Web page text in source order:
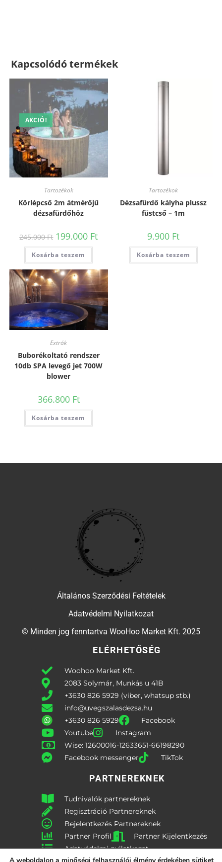
Kapcsolódó termékek
AKCIÓ!
Tartozékok
Körlépcső 2m átmérőjű
dézsafürdőhöz
245.000Ft 199.000 Ft
Kosárba teszem
Tartozékok
Dézsafürdő kályha plussz
füstcső – 1m
9.900 Ft
Kosárba teszem
Extrák
Buborékoltató rendszer
10db SPA levegő jet 700W
blower
366.800 Ft
Kosárba teszem
Általános Szerződési Feltételek
Adatvédelmi Nyilatkozat
© Minden jog fenntartva WooHoo Market Kft. 2025
ELÉRHETŐSÉG
Woohoo Market Kft.
2083 Solymár, Munkás u 41B
+3630 826 5929 (viber, whatsup stb.)
info@uvegszalasdezsa.hu
+3630 826 5929
Facebook
Youtube
Instagram
Wise: 12600016-12633651-66198290
Facebook messenger
TikTok
PARTNEREKNEK
Tudnivalók partnereknek
Regisztráció Partnereknek
Bejelentkezés Partnereknek
Partner Profil
Partner Kijelentkezés
Adatvédelmi nyilatkozat